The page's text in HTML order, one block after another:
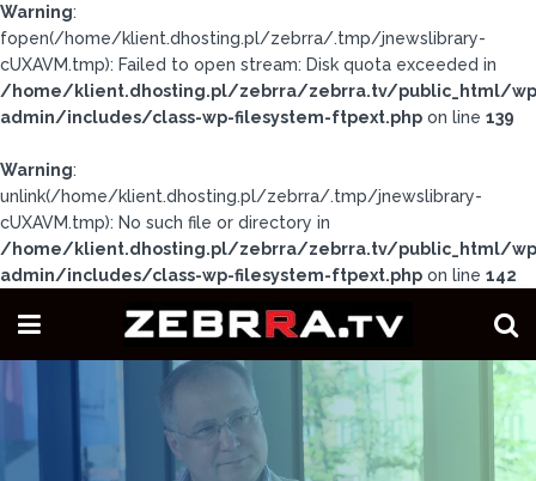
Warning:
fopen(/home/klient.dhosting.pl/zebrra/.tmp/jnewslibrary-
cUXAVM.tmp): Failed to open stream: Disk quota exceeded in
/home/klient.dhosting.pl/zebrra/zebrra.tv/public_html/
admin/includes/class-wp-filesystem-ftpext.php on line 139
Warning:
unlink(/home/klient.dhosting.pl/zebrra/.tmp/jnewslibrary-
cUXAVM.tmp): No such file or directory in
/home/klient.dhosting.pl/zebrra/zebrra.tv/public_html/
admin/includes/class-wp-filesystem-ftpext.php on line 142